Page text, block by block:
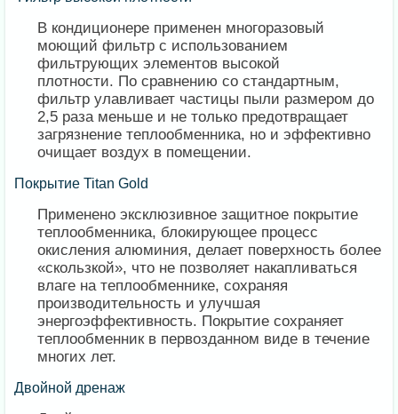
В кондиционере применен многоразовый
моющий фильтр с использованием
фильтрующих элементов высокой
плотности. По сравнению со стандартным,
фильтр улавливает частицы пыли размером до
2,5 раза меньше и не только предотвращает
загрязнение теплообменника, но и эффективно
очищает воздух в помещении.
Покрытие Titan Gold
Применено эксклюзивное защитное покрытие
теплообменника, блокирующее процесс
окисления алюминия, делает поверхность более
«скользкой», что не позволяет накапливаться
влаге на теплообменнике, сохраняя
производительность и улучшая
энергоэффективность. Покрытие сохраняет
теплообменник в первозданном виде в течение
многих лет.
Двойной дренаж